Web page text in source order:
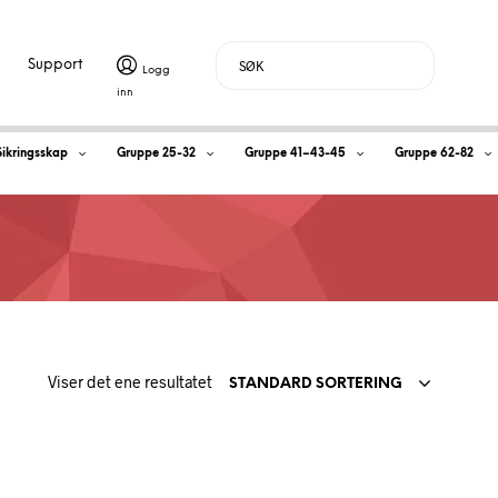
Sikringsskap Gruppe 25-32 Gruppe 41–43-45 Gruppe 62-82
Support
STANDARD SORTERING
Viser det ene resultatet
H
a
d
e